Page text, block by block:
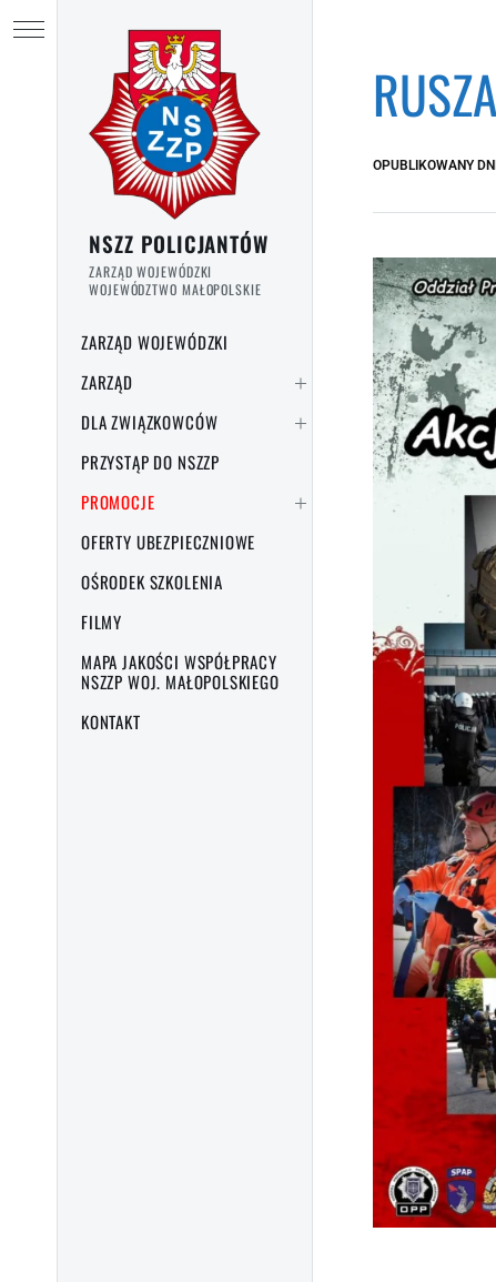
NSZZ POLICJANTÓW
ZARZĄD WOJEWÓDZKI
WOJEWÓDZTWO MAŁOPOLSKIE
ZARZĄD WOJEWÓDZKI
ZARZĄD
DLA ZWIĄZKOWCÓW
PRZYSTĄP DO NSZZP
PROMOCJE
OFERTY UBEZPIECZNIOWE
OŚRODEK SZKOLENIA
FILMY
MAPA JAKOŚCI WSPÓŁPRACY
NSZZP WOJ. MAŁOPOLSKIEGO
KONTAKT
OPUBLIKOWANY